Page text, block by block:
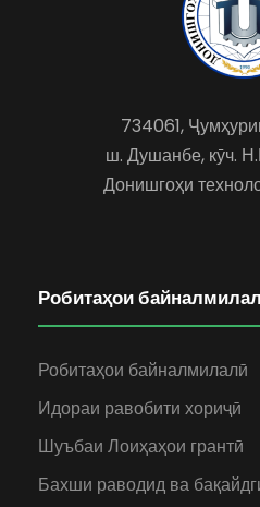
734061,
ш. Душанбе, кӯч.
Донишгоҳи
Робитаҳои
Робитаҳои байналмилалӣ
Идораи равобити хориҷӣ
Шуъбаи Лоиҳаҳои грантӣ
Бахши раводид ва